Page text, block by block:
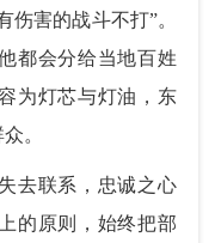
伤害的战斗不打”。
都会分给当地百姓
为灯芯与灯油，东
。
联系，忠诚之心
的原则，始终把部